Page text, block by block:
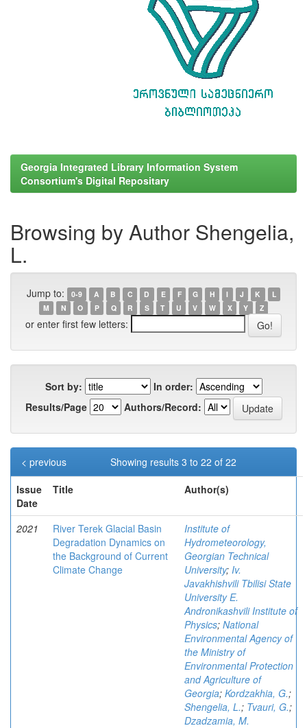
Georgia Integrated Library Information System
Consortium's Digital Repositary
Browsing by Author Shengelia,
L.
Jump to: 0-9 A B C D E F G H I J K
L
M
N O P Q R S T U V W X Y Z
or enter first few letters:
Sort by:
In order:
Results/Page
Authors/Record:
Showing results 3 to 22 of 22
< previous
Issue
Date
Title Author(s)
2021
River Terek Glacial Basin
Degradation Dynamics on
the Background of Current
Climate Change
Institute of
Hydrometeorology,
Georgian Technical
University; Iv.
Javakhishvili Tbilisi State
University E.
Andronikashvili Institute of
Physics; National
Environmental Agency of
the Ministry of
Environmental Protection
and Agriculture of
Georgia; Kordzakhia, G.;
Shengelia, L.; Tvauri, G.;
Dzadzamia, M.